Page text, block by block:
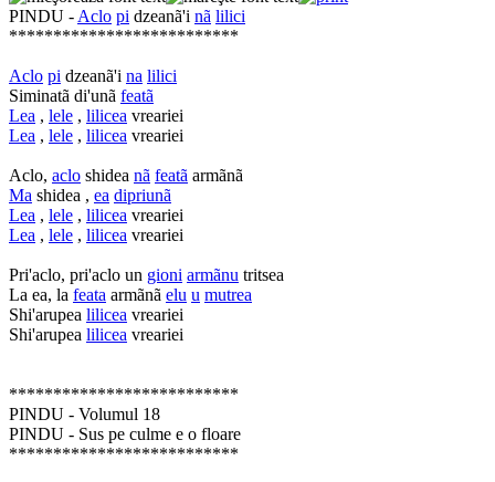
PINDU - Aclo pi dzeanã'i nã lilici
**************************
Aclo pi dzeanã'i na lilici
Siminatã di'unã featã
Lea , lele , lilicea vreariei
Lea , lele , lilicea vreariei
Aclo, aclo shidea nã featã armãnã
Ma shidea , ea dipriunã
Lea , lele , lilicea vreariei
Lea , lele , lilicea vreariei
Pri'aclo, pri'aclo un gioni armãnu tritsea
La ea, la feata armãnã elu u mutrea
Shi'arupea lilicea vreariei
Shi'arupea lilicea vreariei
**************************
PINDU - Volumul 18
PINDU - Sus pe culme e o floare
**************************